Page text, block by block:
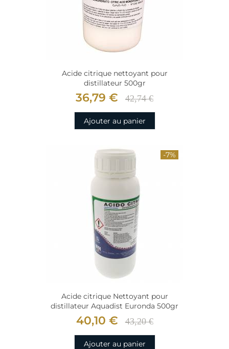
Acide citrique nettoyant pour
distillateur 500gr
36,79 € 42,74 €
Ajouter au panier
-7%
Acide citrique Nettoyant pour
distillateur Aquadist Euronda 500gr
40,10 € 43,20 €
Ajouter au panier